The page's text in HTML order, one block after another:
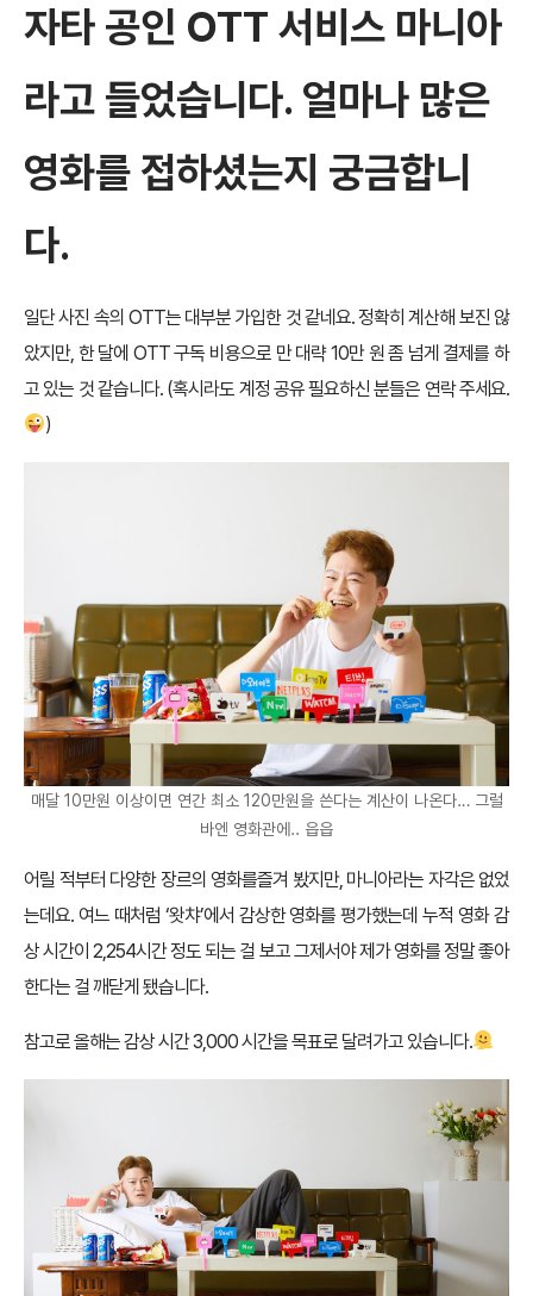
자타 공인 OTT 서비스 마니아
라고 들었습니다. 얼마나 많은
영화를 접하셨는지 궁금합니
다.
일단 사진 속의 OTT는 대부분 가입한 것 같네요. 정확히 계산해 보진 않
았지만, 한 달에 OTT 구독 비용으로 만 대략 10만 원 좀 넘게 결제를 하
고 있는 것 같습니다. (혹시라도 계정 공유 필요하신 분들은 연락 주세요.
)
매달 10만원 이상이면 연간 최소 120만원을 쓴다는 계산이 나온다… 그럴
바엔 영화관에.. 읍읍
어릴 적부터 다양한 장르의 영화를즐겨 봤지만, 마니아라는 자각은 없었
는데요. 여느 때처럼 ‘왓챠’에서 감상한 영화를 평가했는데 누적 영화 감
상 시간이 2,254시간 정도 되는 걸 보고 그제서야 제가 영화를 정말 좋아
한다는 걸 깨닫게 됐습니다.
참고로 올해는 감상 시간 3,000 시간을 목표로 달려가고 있습니다.